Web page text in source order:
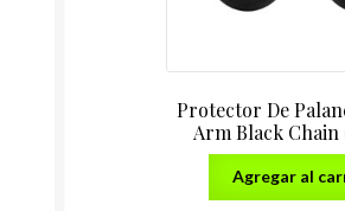
Protector De
Arm Black
Agregar al